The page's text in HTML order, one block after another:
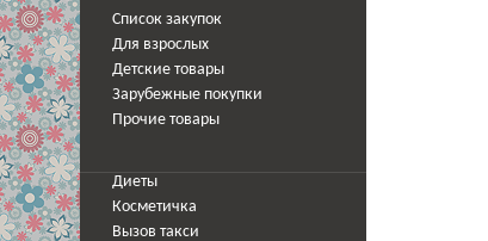
Список закупок
Для взрослых
Детские товары
Зарубежные покупки
Прочие товары
Диеты
Косметичка
Вызов такси